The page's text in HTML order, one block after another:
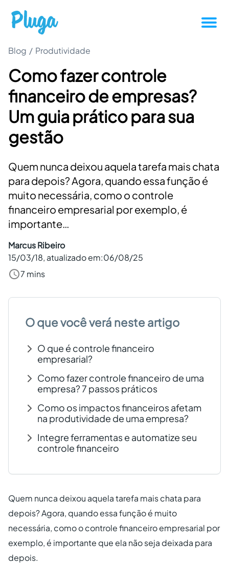
Produtividade
Novidades da Pluga
Outros
Entrar
Blog / Produtividade
Como fazer controle
financeiro de empresas?
Um guia prático para sua
gestão
Quem nunca deixou aquela tarefa mais chata
para depois? Agora, quando essa função é
muito necessária, como o controle
financeiro empresarial por exemplo, é
importante…
Marcus Ribeiro
15/03/18, atualizado em:06/08/25
7 mins
O que você verá neste artigo
O que é controle financeiro
empresarial?
Como fazer controle financeiro de uma
empresa? 7 passos práticos
Como os impactos financeiros afetam
na produtividade de uma empresa?
Integre ferramentas e automatize seu
controle financeiro
Quem nunca deixou aquela tarefa mais chata para
depois? Agora, quando essa função é muito
necessária, como o controle financeiro empresarial por
exemplo, é importante que ela não seja deixada para
depois.